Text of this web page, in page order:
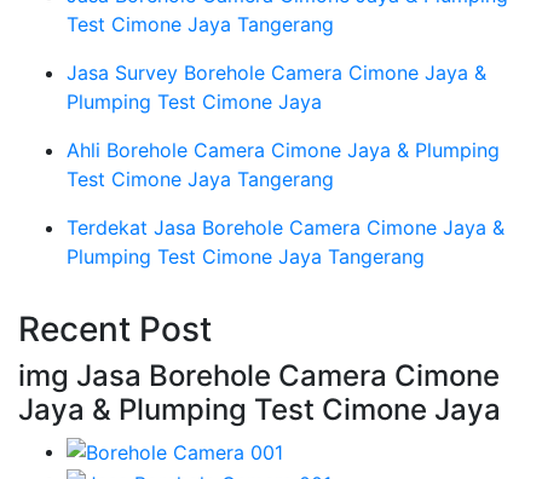
Test Cimone Jaya Tangerang
Jasa Survey Borehole Camera Cimone Jaya &
Plumping Test Cimone Jaya
Ahli Borehole Camera Cimone Jaya & Plumping
Test Cimone Jaya Tangerang
Terdekat Jasa Borehole Camera Cimone Jaya &
Plumping Test Cimone Jaya Tangerang
Recent Post
img Jasa Borehole Camera Cimone
Jaya & Plumping Test Cimone Jaya